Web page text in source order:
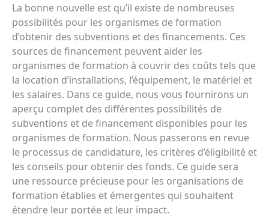
La bonne nouvelle est qu’il existe de nombreuses
possibilités pour les organismes de formation
d’obtenir des subventions et des financements. Ces
sources de financement peuvent aider les
organismes de formation à couvrir des coûts tels que
la location d’installations, l’équipement, le matériel et
les salaires. Dans ce guide, nous vous fournirons un
aperçu complet des différentes possibilités de
subventions et de financement disponibles pour les
organismes de formation. Nous passerons en revue
le processus de candidature, les critères d’éligibilité et
les conseils pour obtenir des fonds. Ce guide sera
une ressource précieuse pour les organisations de
formation établies et émergentes qui souhaitent
étendre leur portée et leur impact.